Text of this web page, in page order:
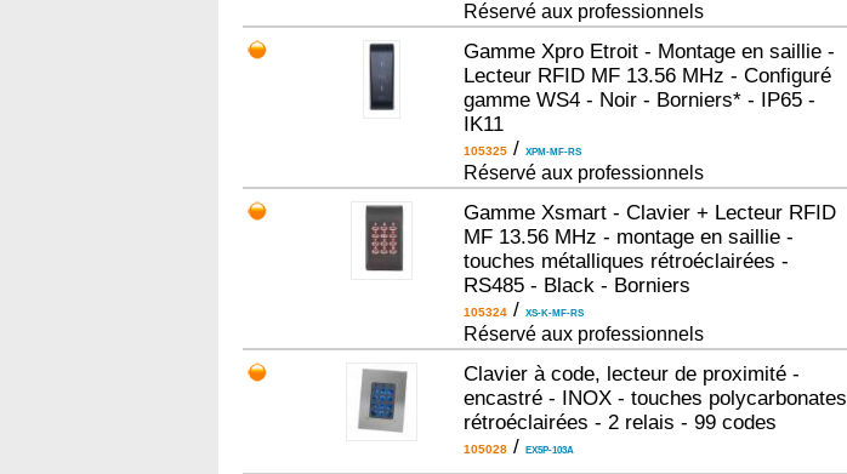
Réservé aux professionnels
Gamme Xpro Etroit - Montage en saillie -
Lecteur RFID MF 13.56 MHz - Configuré
gamme WS4 - Noir - Borniers* - IP65 -
IK11
105325/ XPM-MF-RS
Réservé aux professionnels
Gamme Xsmart - Clavier + Lecteur RFID
MF 13.56 MHz - montage en saillie -
touches métalliques rétroéclairées -
RS485 - Black - Borniers
105324/ XS-K-MF-RS
Réservé aux professionnels
Clavier à code, lecteur de proximité -
encastré - INOX - touches polycarbonates
rétroéclairées - 2 relais - 99 codes
105028/ EX5P-103A